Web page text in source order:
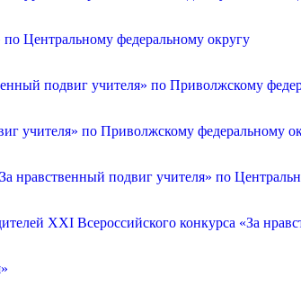
Центральному федеральному округу
подвиг учителя» по Приволжскому
учителя» по Приволжскому федеральному
нравственный подвиг учителя» по
XXI Всероссийского конкурса «За